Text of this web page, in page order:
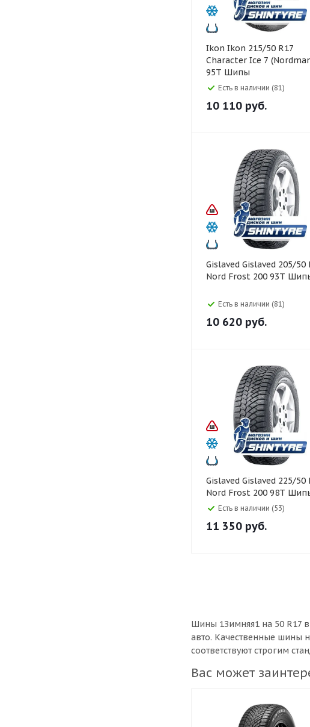
Ikon Ikon 215/50 R17
Character Ice 7
95T Шипы
Есть в наличии (81)
10 110 руб.
Gislaved Gislaved 205/50 R17
Nord Frost 200 93T
Есть в наличии (81)
10 620 руб.
Gislaved Gislaved 225/50 R17
Nord Frost 200 98T
Есть в наличии (53)
11 350 руб.
Шины 1Зимняя1 на 50 R17
авто. Качественные шины
соответствуют строгим
Вас может